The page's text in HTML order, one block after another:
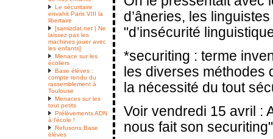
Le sécuritaire
envahit Paris VIII la
libertaire
[samizdat.net | Ne
laissez pas les
machines jouer avec
les enfants]
Menace sur les
écoliers
Base élèves :
compte rendu du
rassemblement à
Toulouse
Menaces sur les
tout petits
Prélèvements ADN
à l’école !
Refusons Base
élèves
d’âneries, les
"d’insécurité
*securiting : terme
les diverses méthodes
la nécessité du tout
Voir vendredi 15 avril :
nous fait son securiting"